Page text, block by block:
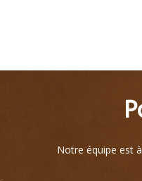
Notre équipe est